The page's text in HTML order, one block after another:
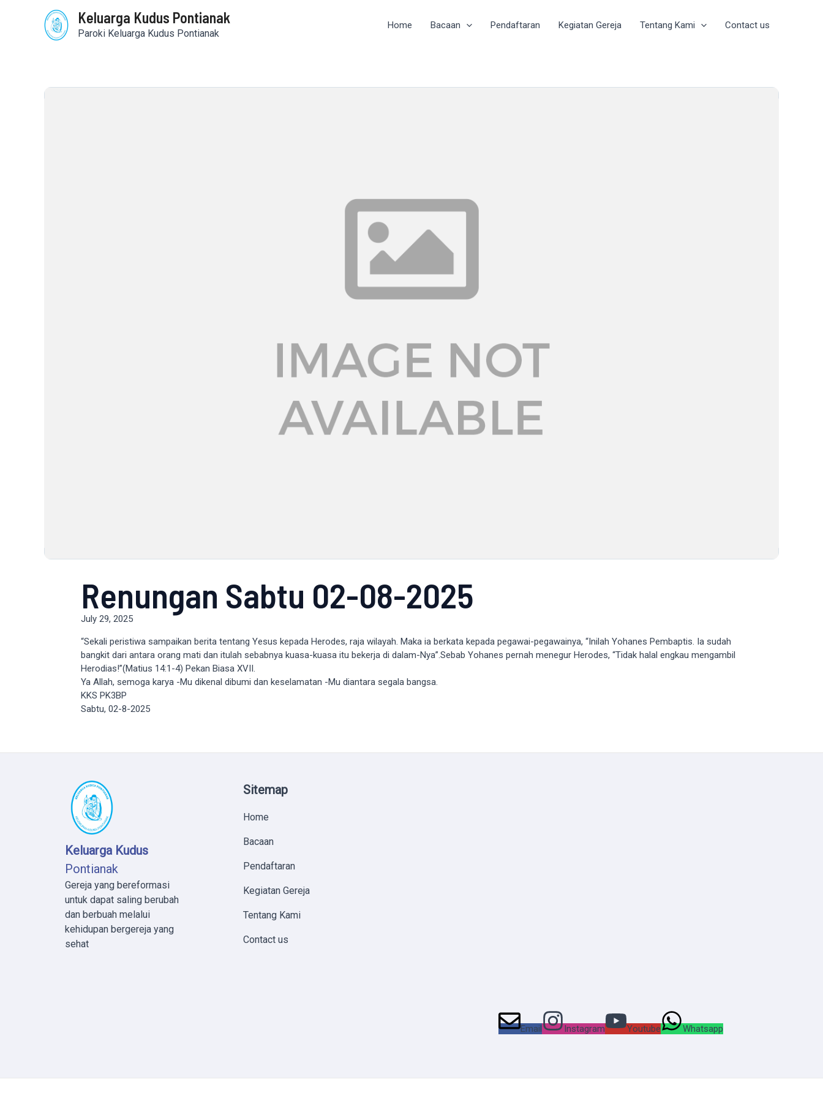
Keluarga Kudus Pontianak
Paroki Keluarga Kudus Pontianak
Home Bacaan Pendaftaran Kegiatan Gereja Tentang Kami Contact us
Renungan Sabtu 02-08-2025
July 29, 2025
“Sekali peristiwa sampaikan berita tentang Yesus kepada Herodes, raja wilayah. Maka ia berkata kepada pegawai-pegawainya, “Inilah Yohanes Pembaptis. Ia sudah
bangkit dari antara orang mati dan itulah sebabnya kuasa-kuasa itu bekerja di dalam-Nya”.Sebab Yohanes pernah menegur Herodes, “Tidak halal engkau mengambil
Herodias!”(Matius 14:1-4) Pekan Biasa XVII.
Ya Allah, semoga karya -Mu dikenal dibumi dan keselamatan -Mu diantara segala bangsa.
KKS PK3BP
Sabtu, 02-8-2025
Keluarga Kudus
Pontianak
Gereja yang bereformasi
untuk dapat saling berubah
dan berbuah melalui
kehidupan bergereja yang
sehat
Sitemap
Home
Bacaan
Pendaftaran
Kegiatan Gereja
Tentang Kami
Contact us
Email Instagram Youtube Whatsapp